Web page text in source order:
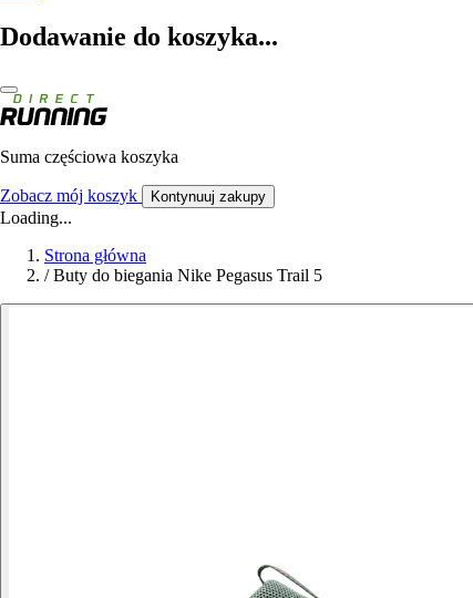
Dodawanie do koszyka...
Suma częściowa koszyka
Zobacz mój koszyk Kontynuuj zakupy
Loading...
Strona główna
/ Buty do biegania Nike Pegasus Trail 5